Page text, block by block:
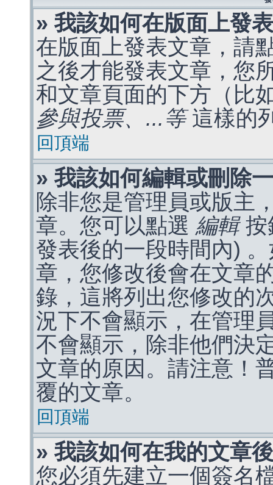
» 我該如何在版面上發
在版面上發表文章，請
之後才能發表文章，您
和文章頁面的下方（比
參與投票、...等這樣的
回頂端
» 我該如何編輯或刪除
除非您是管理員或版主
章。您可以點選 編輯按
發表後的一段時間內)
章，您修改後會在文章
錄，這將列出您修改的
況下不會顯示，在管理
不會顯示，除非他們決
文章的原因。請注意！
覆的文章。
回頂端
» 我該如何在我的文章
您必須先建立一個簽名